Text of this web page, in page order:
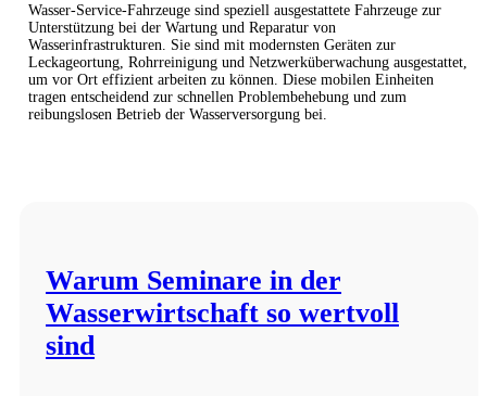
Wasser-Service-Fahrzeuge sind speziell ausgestattete Fahrzeuge zur
Unterstützung bei der Wartung und Reparatur von
Wasserinfrastrukturen. Sie sind mit modernsten Geräten zur
Leckageortung, Rohrreinigung und Netzwerküberwachung ausgestattet,
um vor Ort effizient arbeiten zu können. Diese mobilen Einheiten
tragen entscheidend zur schnellen Problembehebung und zum
reibungslosen Betrieb der Wasserversorgung bei.
Warum Seminare in der
Wasserwirtschaft so wertvoll
sind